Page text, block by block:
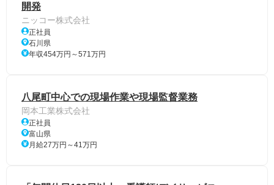
開発
ニッコー株式会社
正社員
石川県
年収454万円～571万円
八尾町中心での現場作業や現場監督業務
岡本工業株式会社
正社員
富山県
月給27万円～41万円